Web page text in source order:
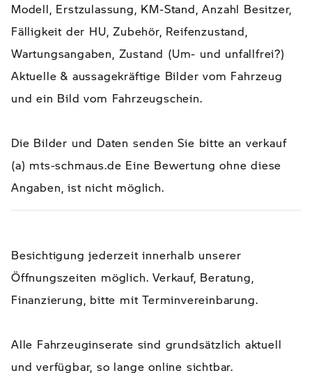
Modell, Erstzulassung, KM-Stand, Anzahl Besitzer,
Fälligkeit der HU, Zubehör, Reifenzustand,
Wartungsangaben, Zustand (Um- und unfallfrei?)
Aktuelle & aussagekräftige Bilder vom Fahrzeug
und ein Bild vom Fahrzeugschein.
Die Bilder und Daten senden Sie bitte an verkauf
(a) mts-schmaus.de Eine Bewertung ohne diese
Angaben, ist nicht möglich.
Besichtigung jederzeit innerhalb unserer
Öffnungszeiten möglich. Verkauf, Beratung,
Finanzierung, bitte mit Terminvereinbarung.
Alle Fahrzeuginserate sind grundsätzlich aktuell
und verfügbar, so lange online sichtbar.